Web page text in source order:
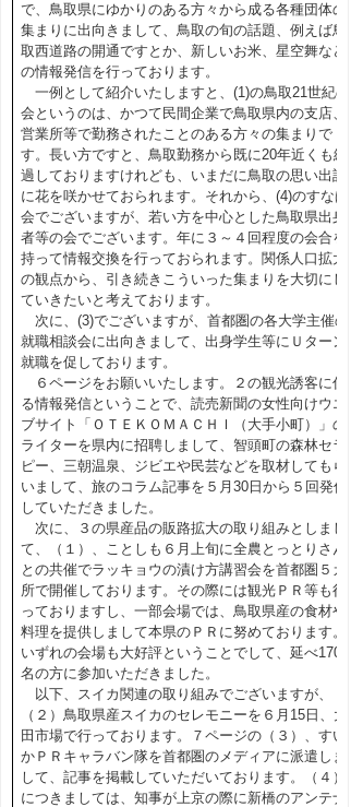
で、鳥取県にゆかりのある方々から成る各種団体の
集まりに出向きまして、鳥取の旬の話題、例えば鳥
取西道路の開通ですとか、新しいお米、星空舞など
の情報発信を行っております。
一例として紹介いたしますと、(1)の鳥取21世紀の
会というのは、かつて民間企業で鳥取県内の支店、
営業所等で勤務されたことのある方々の集まりで
す。長い方ですと、鳥取勤務から既に20年近くも経
過しておりますけれども、いまだに鳥取の思い出話
に花を咲かせておられます。それから、(4)のすなば
会でございますが、若い方を中心とした鳥取県出身
者等の会でございます。年に３～４回程度の会合を
持って情報交換を行っておられます。関係人口拡大
の観点から、引き続きこういった集まりを大切にし
ていきたいと考えております。
次に、(3)でございますが、首都圏の各大学主催の
就職相談会に出向きまして、出身学生等にＵターン
就職を促しております。
６ページをお願いいたします。２の観光誘客に係
る情報発信ということで、読売新聞の女性向けウエ
ブサイト「ＯＴＥＫＯＭＡＣＨＩ（大手小町）」の
ライターを県内に招聘しまして、智頭町の森林セラ
ピー、三朝温泉、ジビエや民芸などを取材してもら
いまして、旅のコラム記事を５月30日から５回発信
していただきました。
次に、３の県産品の販路拡大の取り組みとしまし
て、（１）、ことしも６月上旬に全農とっとりさん
との共催でラッキョウの漬け方講習会を首都圏５カ
所で開催しております。その際には観光ＰＲ等も行
っておりますし、一部会場では、鳥取県産の食材や
料理を提供しまして本県のＰＲに努めております。
いずれの会場も大好評ということでして、延べ170
名の方に参加いただきました。
以下、スイカ関連の取り組みでございますが、
（２）鳥取県産スイカのセレモニーを６月15日、大
田市場で行っております。７ページの（３）、すい
かＰＲキャラバン隊を首都圏のメディアに派遣しま
して、記事を掲載していただいております。（４）
につきましては、知事が上京の際に新橋のアンテナ